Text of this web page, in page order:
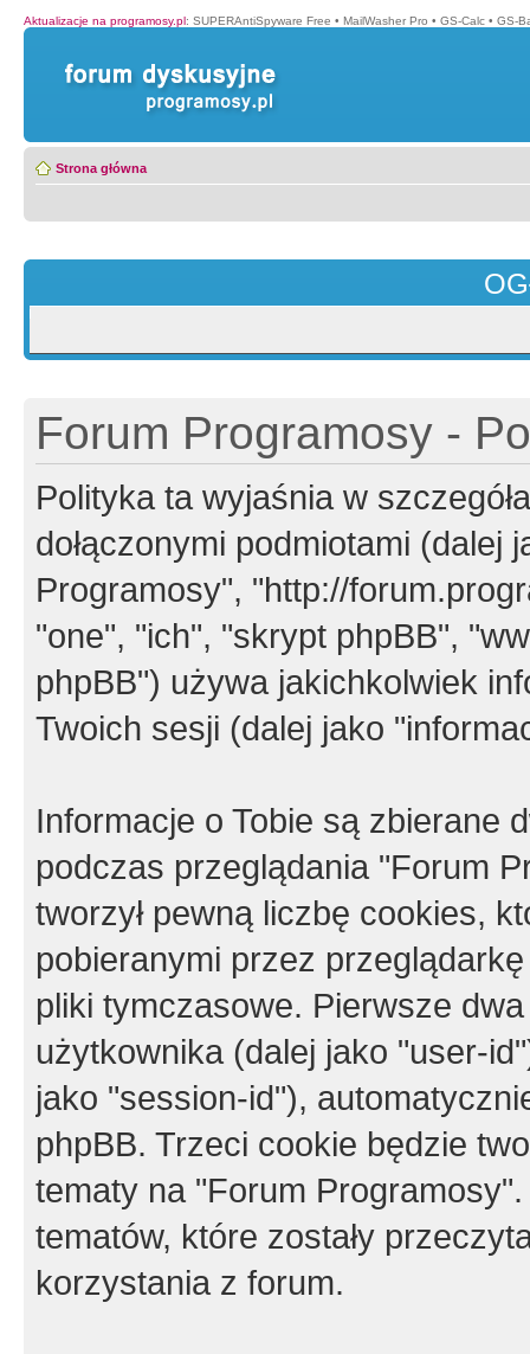
Aktualizacje na programosy.pl: SUPERAntiSpyware Free • MailWasher Pro • GS-Calc • GS-
Strona główna
Forum Programosy -
Polityka ta wyjaśnia w
dołączonymi podmiotami (dalej
Programosy", "http://
"one", "ich", "skrypt phpBB",
phpBB") używa jakichkolwiek
Twoich sesji (dalej jako
Informacje o Tobie są zbierane
podczas przeglądania "Forum
tworzył pewną liczbę cookies,
pobieranymi przez
pliki tymczasowe. Pierwsze
użytkownika (dalej jako "user-
jako "session-id"),
phpBB. Trzeci cookie będzie
tematy na "Forum
tematów, które zostały
korzystania z forum.